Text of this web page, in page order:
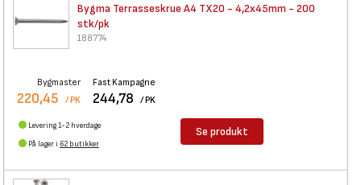
Bygma Terrasseskrue A4 TX20 - 4,2x45mm - 200
stk/pk
188774
Bygmaster
220,45 / PK
Fast Kampagne
244,78 / PK
Levering 1-2 hverdage
På lager i 62 butikker
Se produkt